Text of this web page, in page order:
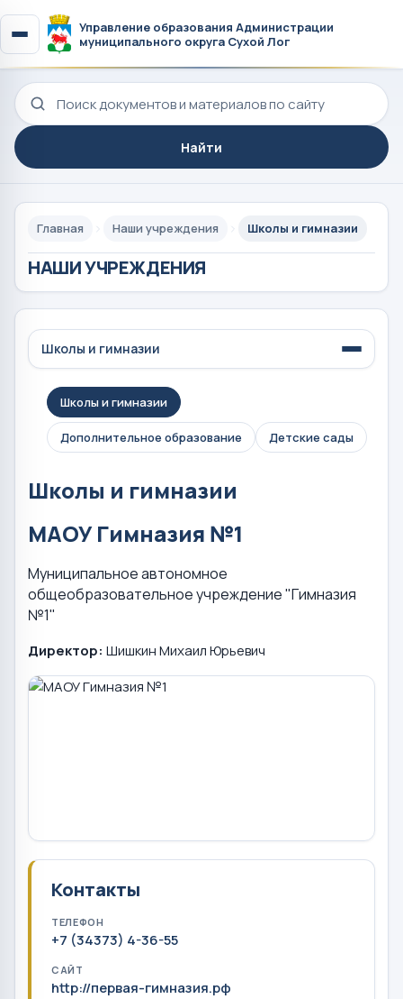
Управление образования Администрации
муниципального округа Сухой Лог
Поиск по сайту
Найти
Главная Наши учреждения Школы и гимназии
НАШИ УЧРЕЖДЕНИЯ
Школы и гимназии
Школы и гимназии
Дополнительное образование Детские сады
Школы и гимназии
МАОУ Гимназия №1
Муниципальное автономное
общеобразовательное учреждение "Гимназия
№1"
Директор: Шишкин Михаил Юрьевич
Контакты
ТЕЛЕФОН
+7 (34373) 4-36-55
САЙТ
http://первая-гимназия.рф